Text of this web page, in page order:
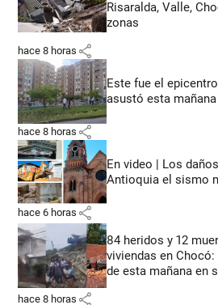
Risaralda, Valle,
zonas
hace 8 horas share
Este fue el
asustó esta
hace 8 horas share
En video | Los
Antioquia el sismo
hace 6 horas share
84 heridos y 12
viviendas en
de esta mañana en
hace 8 horas share